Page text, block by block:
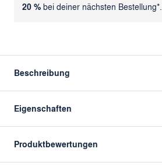
20 % bei deiner nächsten Bestellung*.
Beschreibung
Eigenschaften
Produktbewertungen